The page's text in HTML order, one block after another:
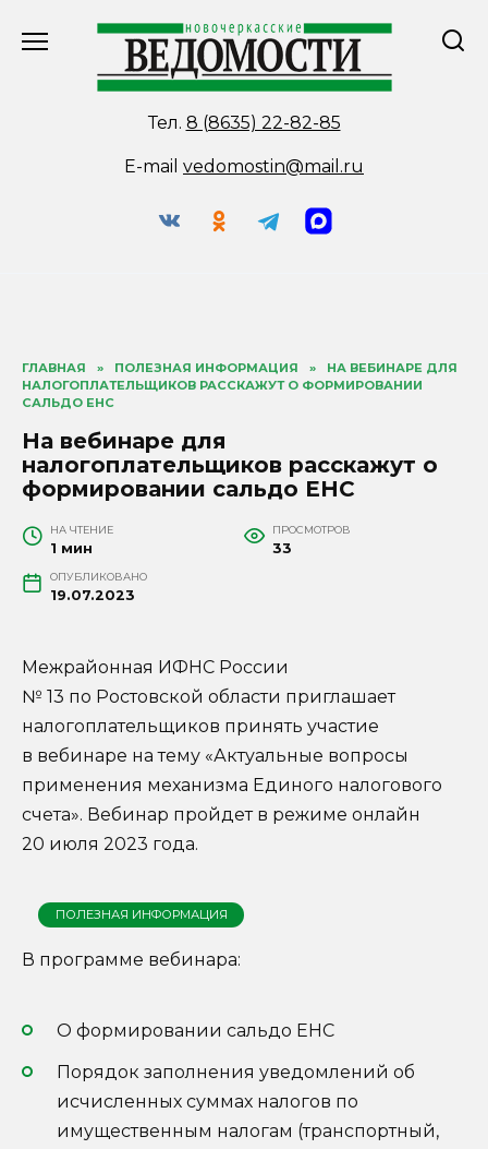
Тел. 8 (8635) 22-82-85
E-mail vedomostin@mail.ru
ГЛАВНАЯ » ПОЛЕЗНАЯ ИНФОРМАЦИЯ »
НА ВЕБИНАРЕ ДЛЯ
НАЛОГОПЛАТЕЛЬЩИКОВ РАССКАЖУТ О ФОРМИРОВАНИИ
САЛЬДО ЕНС
На вебинаре для
налогоплательщиков расскажут о
формировании сальдо ЕНС
НА ЧТЕНИЕ
1 мин
ПРОСМОТРОВ
33
ОПУБЛИКОВАНО
19.07.2023
Межрайонная ИФНС России
№ 13 по Ростовской области приглашает
налогоплательщиков принять участие
в вебинаре на тему «Актуальные вопросы
применения механизма Единого налогового
счета». Вебинар пройдет в режиме онлайн
20 июля 2023 года.
ПОЛЕЗНАЯ ИНФОРМАЦИЯ
В программе вебинара:
О формировании сальдо ЕНС
Порядок заполнения уведомлений об
исчисленных суммах налогов по
имущественным налогам (транспортный,